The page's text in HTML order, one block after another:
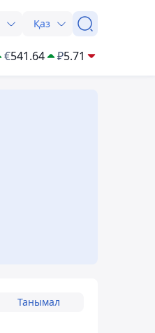
Қаз
€541.64 ₽5.71
Танымал